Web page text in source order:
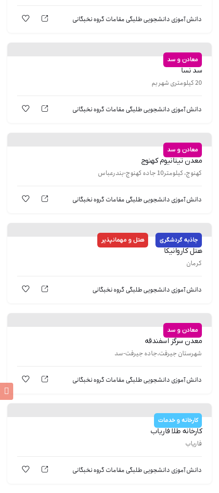
دانش آموزیدانشجوییطلبگیمقاماتگروه نخبگانی
معادن و سد
سد نسا
20 کیلومتری شهر بم
دانش آموزیدانشجوییطلبگیمقاماتگروه نخبگانی
معادن و سد
معدن تیتانیوم کهنوج
کهنوج، کیلومتر10 جاده کهنوج-بندرعباس
دانش آموزیدانشجوییطلبگیمقاماتگروه نخبگانی
جاذبه گردشگری هتل و مهمانپذیر
هتل کاروانیکا
کرمان
دانش آموزیدانشجوییطلبگیگروه نخبگانی
معادن و سد
معدن سرگز اسفندقه
شهرستان جیرفت،جاده جیرفت-سد
دانش آموزیدانشجوییطلبگیمقاماتگروه نخبگانی
کارخانه و خدمات
کارخانه طلا فاریاب
فاریاب
دانش آموزیدانشجوییطلبگیمقاماتگروه نخبگانی